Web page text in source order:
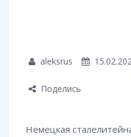
aleksrus
Поделись
Немецкая